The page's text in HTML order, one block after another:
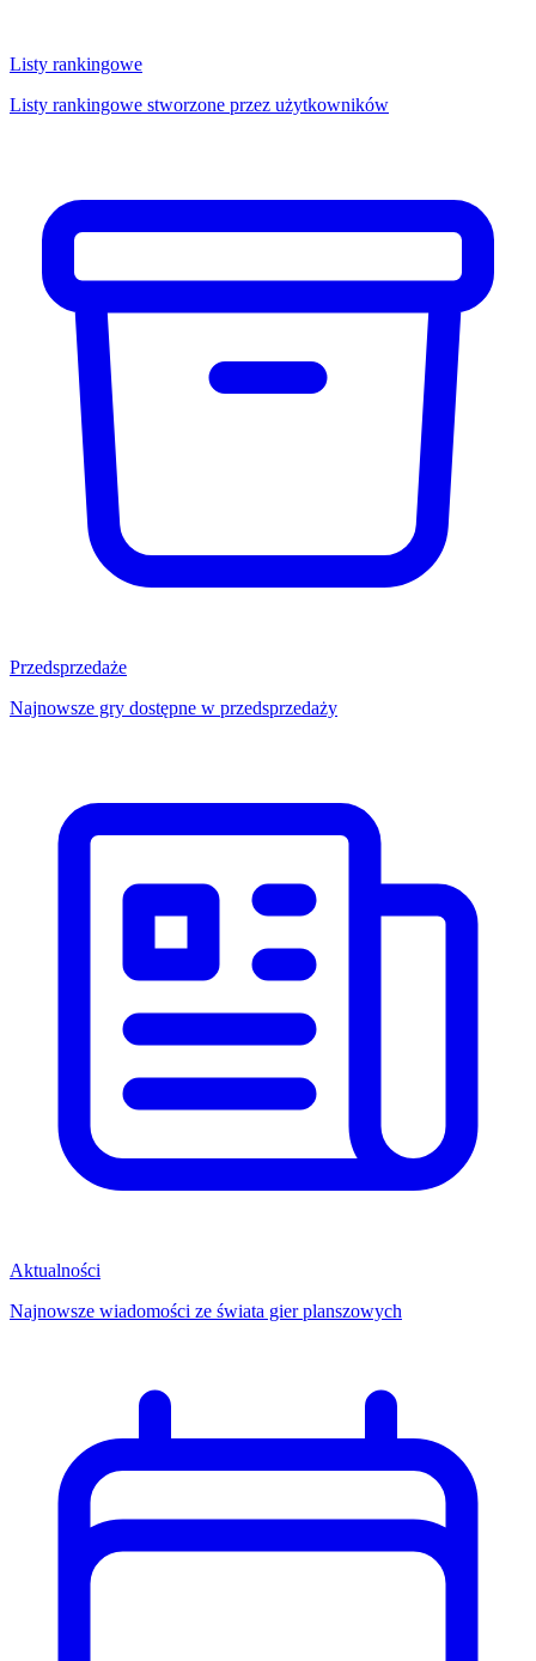
Listy rankingowe
Listy rankingowe stworzone przez użytkowników
Przedsprzedaże
Najnowsze gry dostępne w przedsprzedaży
Aktualności
Najnowsze wiadomości ze świata gier planszowych